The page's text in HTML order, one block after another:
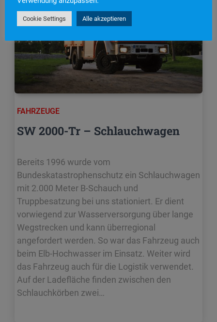
FAHRZEUGE
SW 2000-Tr – Schlauchwagen
Bereits 1996 wurde vom
Bundeskatastrophenschutz ein Schlauchwagen
mit 2.000 Meter B-Schauch und
Truppbesatzung bei uns stationiert. Er dient
vorwiegend zur Wasserversorgung über lange
Wegstrecken und kann überregional
angefordert werden. So war das Fahrzeug auch
beim Elb-Hochwasser im Einsatz. Weiter wird
das Fahrzeug auch für die Logistik verwendet.
Auf der Ladefläche finden zwischen den
Schlauchkörben zwei…
Cookie Settings Alle akzeptieren